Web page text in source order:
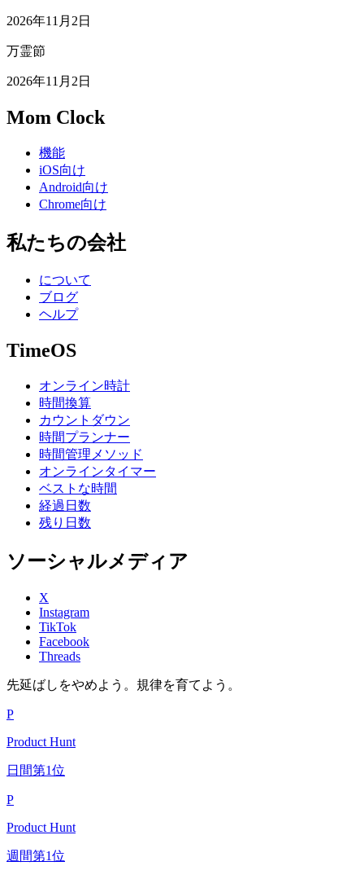
2026年11月2日
万霊節
2026年11月2日
Mom Clock
機能
iOS向け
Android向け
Chrome向け
私たちの会社
について
ブログ
ヘルプ
TimeOS
オンライン時計
時間換算
カウントダウン
時間プランナー
時間管理メソッド
オンラインタイマー
ベストな時間
経過日数
残り日数
ソーシャルメディア
X
Instagram
TikTok
Facebook
Threads
先延ばしをやめよう。規律を育てよう。
P
Product Hunt
日間第1位
P
Product Hunt
週間第1位